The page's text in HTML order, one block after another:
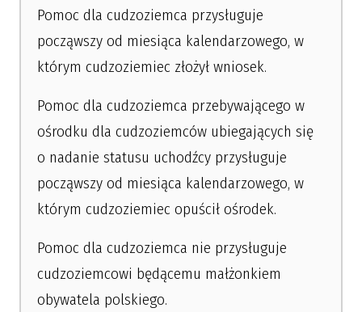
Pomoc dla cudzoziemca przysługuje
począwszy od miesiąca kalendarzowego, w
którym cudzoziemiec złożył wniosek.
Pomoc dla cudzoziemca przebywającego w
ośrodku dla cudzoziemców ubiegających się
o nadanie statusu uchodźcy przysługuje
począwszy od miesiąca kalendarzowego, w
którym cudzoziemiec opuścił ośrodek.
Pomoc dla cudzoziemca nie przysługuje
cudzoziemcowi będącemu małżonkiem
obywatela polskiego.